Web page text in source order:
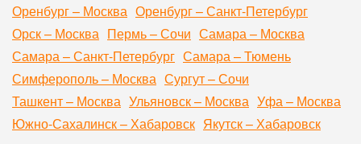
Оренбург – Москва Оренбург – Санкт-Петербург
Орск – Москва Пермь – Сочи Самара – Москва
Самара – Санкт-Петербург Самара – Тюмень
Симферополь – Москва Сургут – Сочи
Ташкент – Москва Ульяновск – Москва Уфа – Москва
Южно-Сахалинск – Хабаровск Якутск – Хабаровск